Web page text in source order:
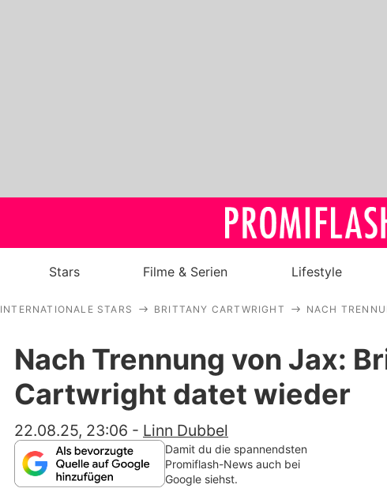
Royals
Stars
Filme & Serien
Familie & Liebe
Stars Filme & Serien Lifestyle
INTERNATIONALE STARS BRITTANY CARTWRIGHT NACH
Nach Trennung von Jax:
Cartwright datet wieder
22.08.25, 23:06 - Linn Dubbel
Damit du die spannendsten
Promiflash-News auch bei
Google siehst.